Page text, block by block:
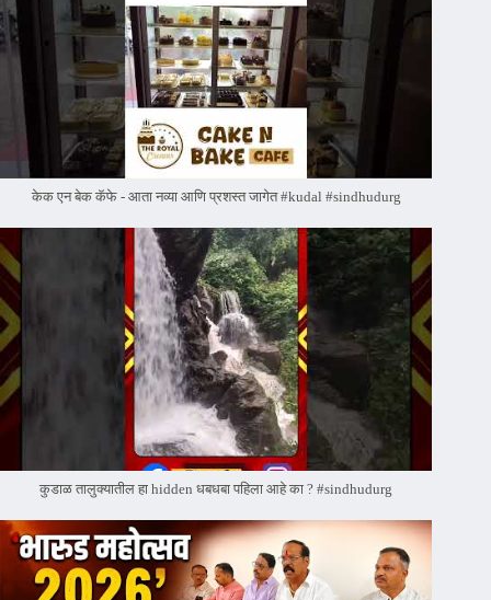
केक एन बेक कॅफे - आता नव्या आणि प्रशस्त जागेत #kudal #sindhudurg
कुडाळ तालुक्यातील हा hidden धबधबा पहिला आहे का ? #sindhudurg